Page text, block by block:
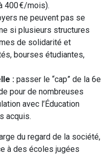
400 €/mois).
ne peuvent pas se
si plusieurs structures
de solidarité et
bourses étudiantes,
: passer le “cap” de la 6e
pour de nombreuses
avec l’Éducation
acquis.
du regard de la société,
à des écoles jugées